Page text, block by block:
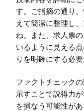
す。ご指摘の通り
えて簡潔に整理し
ね。また、求人票
いるように見える
りを明確にする必要
ファクトチェック
示すことで説得力
を損なう可能性が